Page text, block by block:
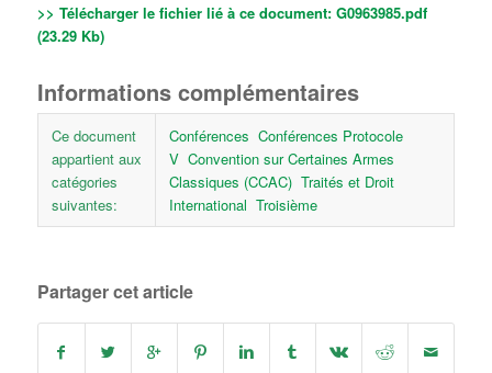
>> Télécharger le fichier lié à ce document: G0963985.pdf
(23.29 Kb)
Informations complémentaires
Ce document
appartient aux
catégories
suivantes:
Conférences Conférences Protocole
V Convention sur Certaines Armes
Classiques (CCAC) Traités et Droit
International Troisième
Partager cet article